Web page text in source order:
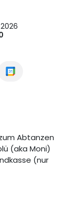
Abtanzen
(aka Moni)
(nur